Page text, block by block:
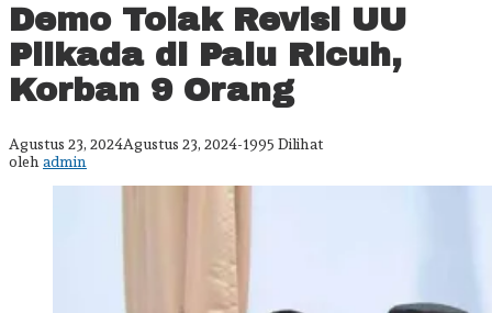
UU
Pilkada
Palu
Ricuh,
Korban
Orang
Demo Tolak Revisi UU
Pilkada di Palu Ricuh,
Korban 9 Orang
Agustus 23, 2024Agustus 23, 2024oleh
-1995 Dilihat
oleh admin